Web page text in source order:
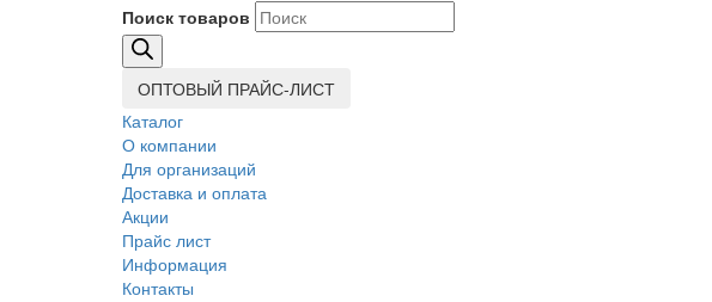
Поиск товаров
ОПТОВЫЙ ПРАЙС-ЛИСТ
Каталог
О компании
Для организаций
Доставка и оплата
Акции
Прайс лист
Информация
Контакты